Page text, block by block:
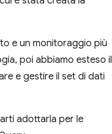
e un monitoraggio più
poi abbiamo esteso il
e gestire il set di dati
adottarla per le